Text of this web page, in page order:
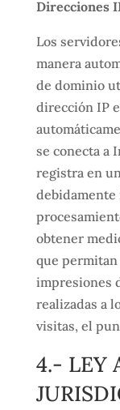
Direcciones
Los
manera
de dominio
dirección IP
se conecta a
registra en
obtener
que
impresiones
realizadas a
visitas, el
4.- LEY